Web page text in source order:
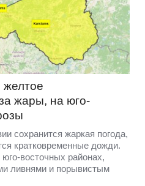
желтое
жары, на юго-
сохранится жаркая погода,
кратковременные дожди.
восточных районах,
ливнями и порывистым